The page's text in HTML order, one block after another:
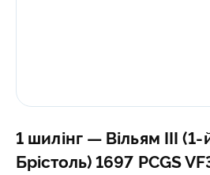
1 шилінг — Вільям III (1-
Брістоль) 1697 PCGS